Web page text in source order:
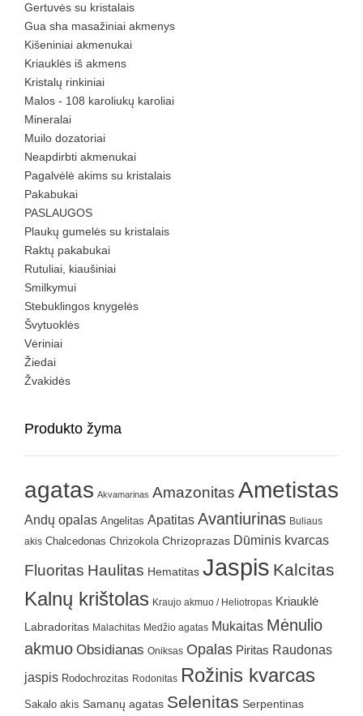
Gertuvės su kristalais
Gua sha masažiniai akmenys
Kišeniniai akmenukai
Kriauklės iš akmens
Kristalų rinkiniai
Malos - 108 karoliukų karoliai
Mineralai
Muilo dozatoriai
Neapdirbti akmenukai
Pagalvėlė akims su kristalais
Pakabukai
PASLAUGOS
Plaukų gumelės su kristalais
Raktų pakabukai
Rutuliai, kiaušiniai
Smilkymui
Stebuklingos knygelės
Švytuoklės
Vėriniai
Žiedai
Žvakidės
Produkto žyma
agatas Akvamarinas Amazonitas Ametistas
Andų opalas Angelitas Apatitas Avantiurinas Buliaus
akis Chalcedonas Chrizokola Chrizoprazas Dūminis kvarcas
Fluoritas Haulitas Hematitas Jaspis Kalcitas
Kalnų krištolas Kraujo akmuo / Heliotropas Kriauklė
Labradoritas Malachitas Medžio agatas Mukaitas Mėnulio
akmuo Obsidianas Oniksas Opalas Piritas Raudonas
jaspis Rodochrozitas Rodonitas Rožinis kvarcas
Sakalo akis Samanų agatas Selenitas Serpentinas